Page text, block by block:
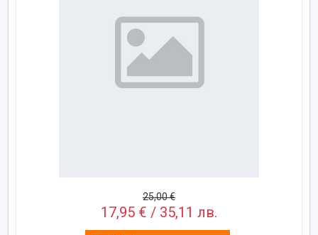
25,00 €
17,95 € / 35,11 лв.